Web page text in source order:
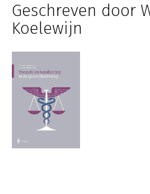
Geschreven door
Koelewijn